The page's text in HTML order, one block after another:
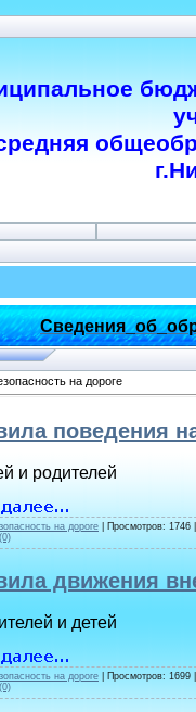
на дороге
поведения
и родителей
на дороге | Просмотров:
движения
и детей
на дороге | Просмотров: